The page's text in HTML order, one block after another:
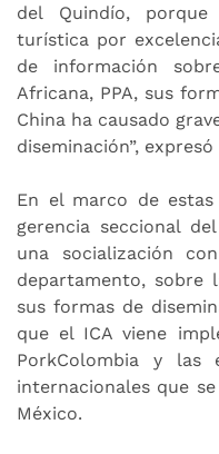
del Quindío,
turística por
de información
Africana, PPA, sus
China ha causado
diseminación”,
En el marco de
gerencia seccional
una socialización
departamento, sobre
sus formas de
que el ICA viene
PorkColombia y las
internacionales que
México.